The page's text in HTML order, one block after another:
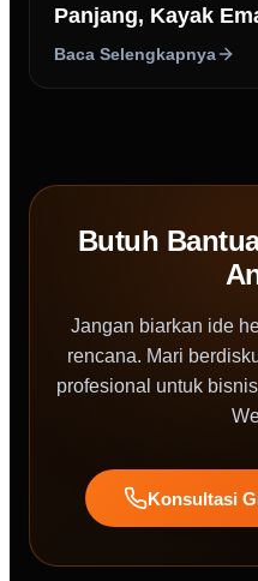
Panjang, Kayak
Baca Selengkapnya
Butuh
Jangan biarkan ide
rencana. Mari
profesional untuk
Konsultasi